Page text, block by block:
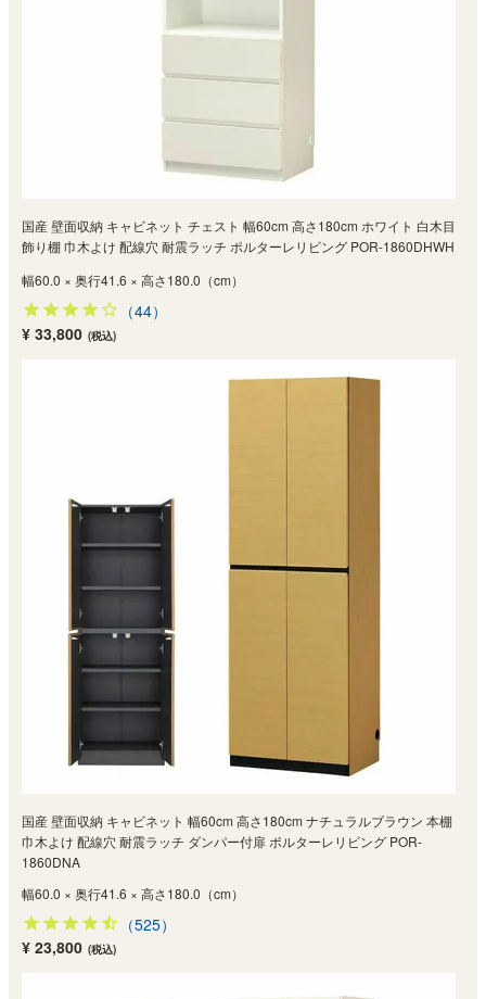
国産 壁面収納 キャビネット チェスト 幅60cm 高さ180cm ホワイト 白木目
飾り棚 巾木よけ 配線穴 耐震ラッチ ポルターレリビング POR-1860DHWH
幅60.0 × 奥行41.6 × 高さ180.0（cm）
（44）
¥ 33,800 (税込)
国産 壁面収納 キャビネット 幅60cm 高さ180cm ナチュラルブラウン 本棚
巾木よけ 配線穴 耐震ラッチ ダンパー付扉 ポルターレリビング POR-
1860DNA
幅60.0 × 奥行41.6 × 高さ180.0（cm）
（525）
¥ 23,800 (税込)